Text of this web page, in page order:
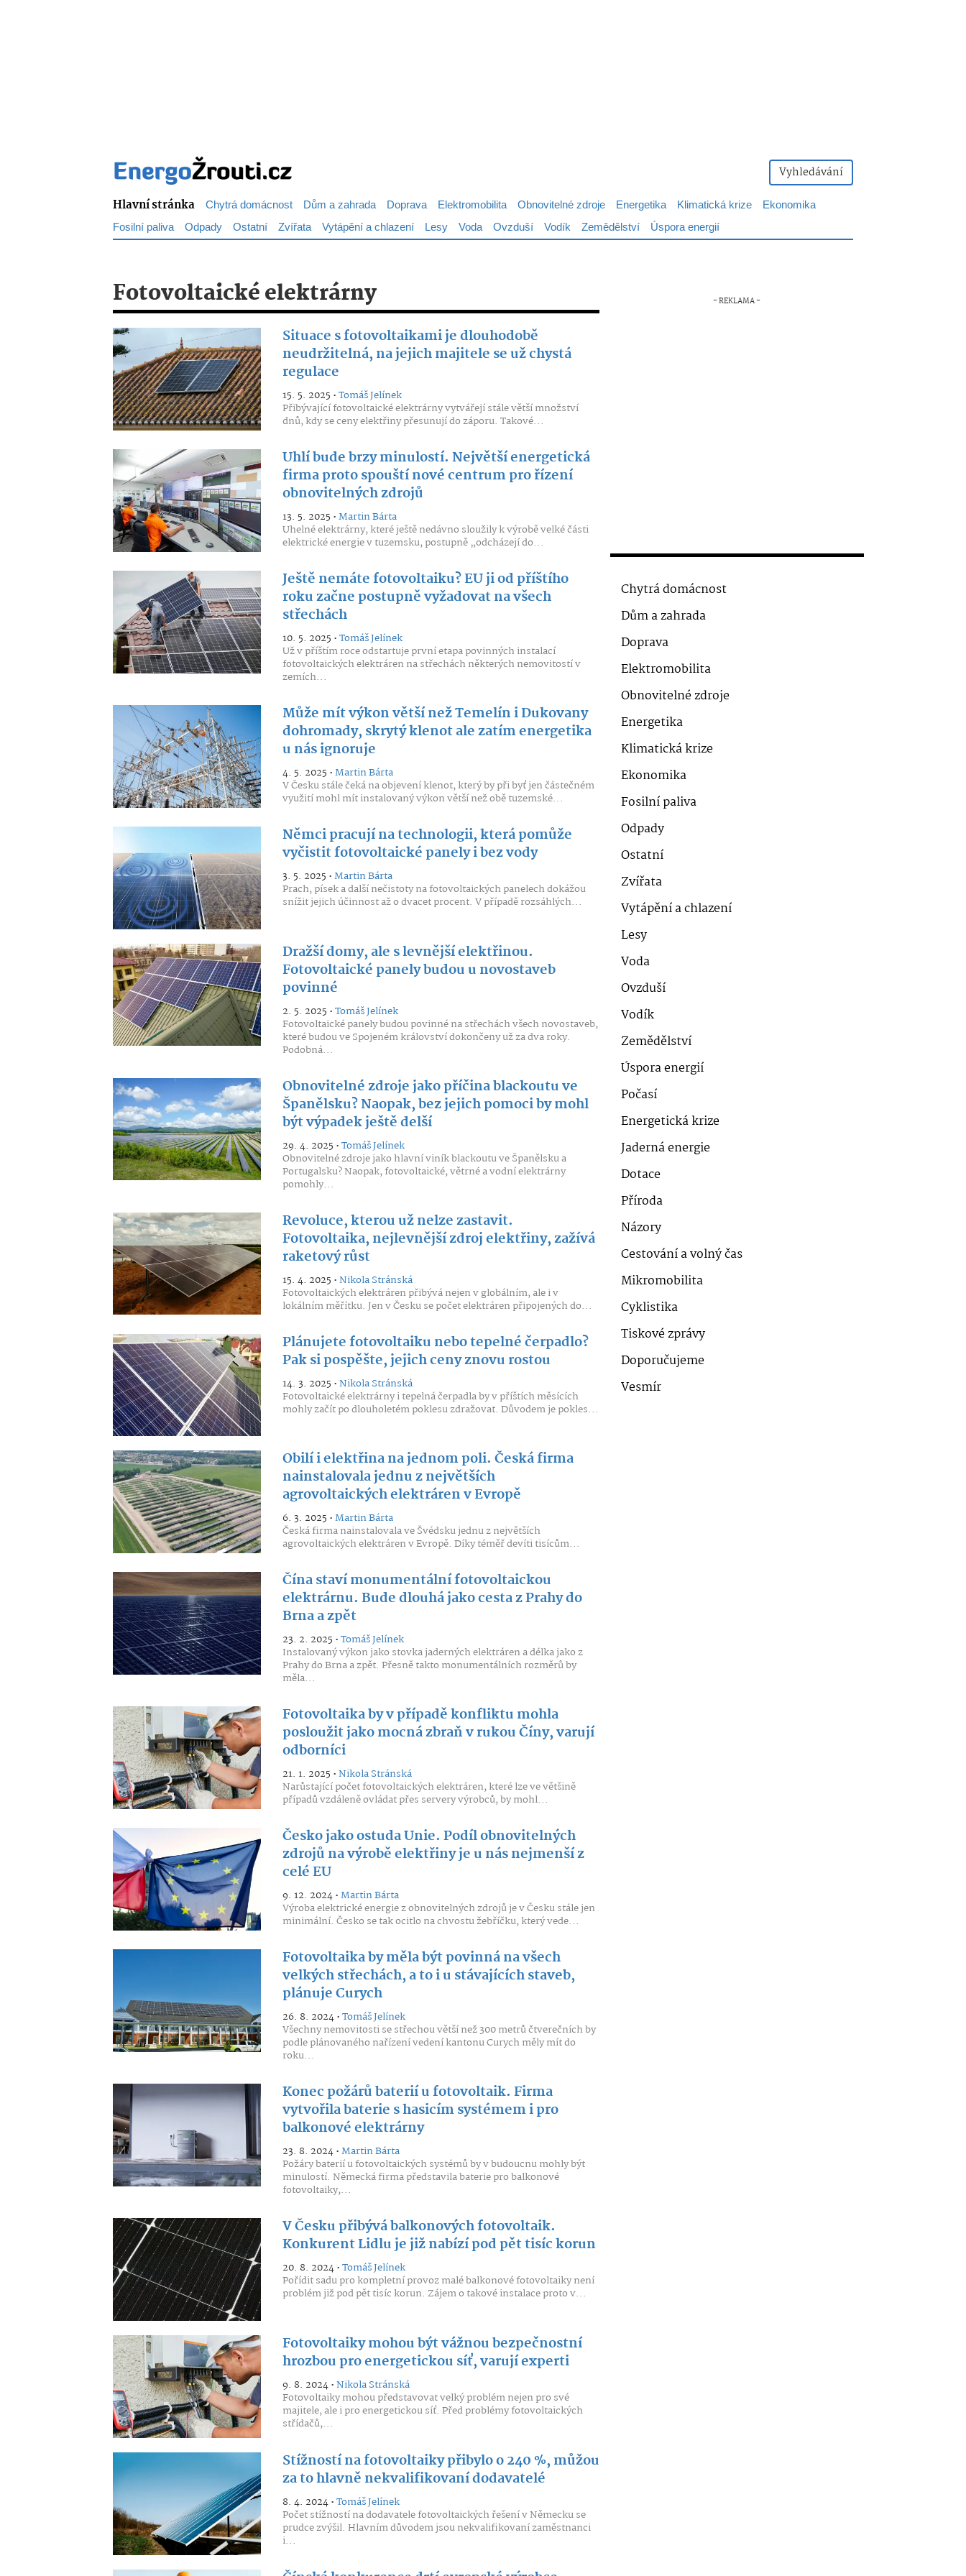
Vyhledávání
Hlavní stránka Chytrá domácnost Dům a zahrada Doprava Elektromobilita Obnovitelné zdroje Energetika Klimatická krize
Ekonomika
Fosilní paliva Odpady Ostatní Zvířata Vytápění a chlazení Lesy Voda Ovzduší Vodík Zemědělství Úspora energií
Fotovoltaické elektrárny
Situace s fotovoltaikami je dlouhodobě
neudržitelná, na jejich majitele se už chystá
regulace
15. 5. 2025 •Tomáš Jelínek
Přibývající fotovoltaické elektrárny vytvářejí stále větší množství
dnů, kdy se ceny elektřiny přesunují do záporu. Takové...
Uhlí bude brzy minulostí. Největší energetická
firma proto spouští nové centrum pro řízení
obnovitelných zdrojů
13. 5. 2025 •Martin Bárta
Uhelné elektrárny, které ještě nedávno sloužily k výrobě velké části
elektrické energie v tuzemsku, postupně „odcházejí do...
Ještě nemáte fotovoltaiku? EU ji od příštího
roku začne postupně vyžadovat na všech
střechách
10. 5. 2025 •Tomáš Jelínek
Už v příštím roce odstartuje první etapa povinných instalací
fotovoltaických elektráren na střechách některých nemovitostí v
zemích...
Může mít výkon větší než Temelín i Dukovany
dohromady, skrytý klenot ale zatím energetika
u nás ignoruje
4. 5. 2025 •Martin Bárta
V Česku stále čeká na objevení klenot, který by při byť jen částečném
využití mohl mít instalovaný výkon větší než obě tuzemské...
Němci pracují na technologii, která pomůže
vyčistit fotovoltaické panely i bez vody
3. 5. 2025 •Martin Bárta
Prach, písek a další nečistoty na fotovoltaických panelech dokážou
snížit jejich účinnost až o dvacet procent. V případě rozsáhlých...
Dražší domy, ale s levnější elektřinou.
Fotovoltaické panely budou u novostaveb
povinné
2. 5. 2025 •Tomáš Jelínek
Fotovoltaické panely budou povinné na střechách všech novostaveb,
které budou ve Spojeném království dokončeny už za dva roky.
Podobná...
Obnovitelné zdroje jako příčina blackoutu ve
Španělsku? Naopak, bez jejich pomoci by mohl
být výpadek ještě delší
29. 4. 2025 •Tomáš Jelínek
Obnovitelné zdroje jako hlavní viník blackoutu ve Španělsku a
Portugalsku? Naopak, fotovoltaické, větrné a vodní elektrárny
pomohly...
Revoluce, kterou už nelze zastavit.
Fotovoltaika, nejlevnější zdroj elektřiny, zažívá
raketový růst
15. 4. 2025 •Nikola Stránská
Fotovoltaických elektráren přibývá nejen v globálním, ale i v
lokálním měřítku. Jen v Česku se počet elektráren připojených do...
Plánujete fotovoltaiku nebo tepelné čerpadlo?
Pak si pospěšte, jejich ceny znovu rostou
14. 3. 2025 •Nikola Stránská
Fotovoltaické elektrárny i tepelná čerpadla by v příštích měsících
mohly začít po dlouholetém poklesu zdražovat. Důvodem je pokles...
Obilí i elektřina na jednom poli. Česká firma
nainstalovala jednu z největších
agrovoltaických elektráren v Evropě
6. 3. 2025 •Martin Bárta
Česká firma nainstalovala ve Švédsku jednu z největších
agrovoltaických elektráren v Evropě. Díky téměř devíti tisícům...
Čína staví monumentální fotovoltaickou
elektrárnu. Bude dlouhá jako cesta z Prahy do
Brna a zpět
23. 2. 2025 •Tomáš Jelínek
Instalovaný výkon jako stovka jaderných elektráren a délka jako z
Prahy do Brna a zpět. Přesně takto monumentálních rozměrů by
měla...
Fotovoltaika by v případě konfliktu mohla
posloužit jako mocná zbraň v rukou Číny, varují
odborníci
21. 1. 2025 •Nikola Stránská
Narůstající počet fotovoltaických elektráren, které lze ve většině
případů vzdáleně ovládat přes servery výrobců, by mohl...
Česko jako ostuda Unie. Podíl obnovitelných
zdrojů na výrobě elektřiny je u nás nejmenší z
celé EU
9. 12. 2024 •Martin Bárta
Výroba elektrické energie z obnovitelných zdrojů je v Česku stále jen
minimální. Česko se tak ocitlo na chvostu žebříčku, který vede...
Fotovoltaika by měla být povinná na všech
velkých střechách, a to i u stávajících staveb,
plánuje Curych
26. 8. 2024 •Tomáš Jelínek
Všechny nemovitosti se střechou větší než 300 metrů čtverečních by
podle plánovaného nařízení vedení kantonu Curych měly mít do
roku...
Konec požárů baterií u fotovoltaik. Firma
vytvořila baterie s hasicím systémem i pro
balkonové elektrárny
23. 8. 2024 •Martin Bárta
Požáry baterií u fotovoltaických systémů by v budoucnu mohly být
minulostí. Německá firma představila baterie pro balkonové
fotovoltaiky,...
V Česku přibývá balkonových fotovoltaik.
Konkurent Lidlu je již nabízí pod pět tisíc korun
20. 8. 2024 •Tomáš Jelínek
Pořídit sadu pro kompletní provoz malé balkonové fotovoltaiky není
problém již pod pět tisíc korun. Zájem o takové instalace proto v...
Fotovoltaiky mohou být vážnou bezpečnostní
hrozbou pro energetickou síť, varují experti
9. 8. 2024 •Nikola Stránská
Fotovoltaiky mohou představovat velký problém nejen pro své
majitele, ale i pro energetickou síť. Před problémy fotovoltaických
střídačů,...
Stížností na fotovoltaiky přibylo o 240 %, můžou
za to hlavně nekvalifikovaní dodavatelé
8. 4. 2024 •Tomáš Jelínek
Počet stížností na dodavatele fotovoltaických řešení v Německu se
prudce zvýšil. Hlavním důvodem jsou nekvalifikovaní zaměstnanci
i...
Chytrá domácnost
Dům a zahrada
Doprava
Elektromobilita
Obnovitelné zdroje
Energetika
Klimatická krize
Ekonomika
Fosilní paliva
Odpady
Ostatní
Zvířata
Vytápění a chlazení
Lesy
Voda
Ovzduší
Vodík
Zemědělství
Úspora energií
Počasí
Energetická krize
Jaderná energie
Dotace
Příroda
Názory
Cestování a volný čas
Mikromobilita
Cyklistika
Tiskové zprávy
Doporučujeme
Vesmír